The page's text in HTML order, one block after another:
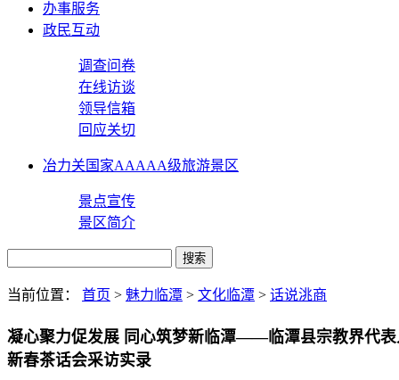
办事服务
政民互动
调查问卷
在线访谈
领导信箱
回应关切
冶力关国家AAAAA级旅游景区
景点宣传
景区简介
当前位置： 首页 > 魅力临潭 > 文化临潭 > 话说洮商
凝心聚力促发展 同心筑梦新临潭——临潭县宗教界代表
新春茶话会采访实录